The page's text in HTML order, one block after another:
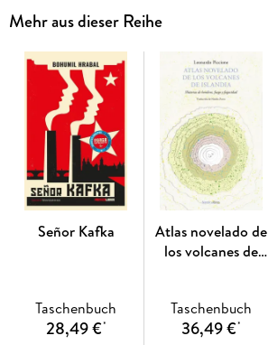
olvidan de sus propias tradiciones.
Mehr aus dieser Reihe
Señor Kafka
Taschenbuch
28,49 €*
Atlas novelado de
los volcanes de
Taschenbuch
36,49 €*